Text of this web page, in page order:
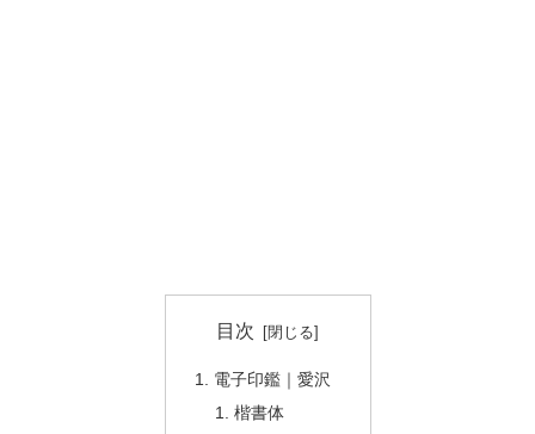
目次
電子印鑑｜愛沢
楷書体